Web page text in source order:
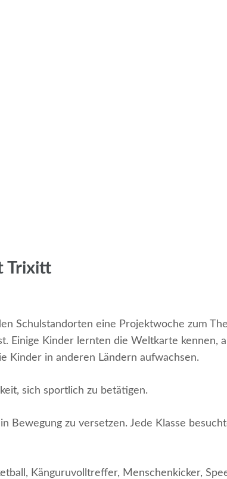
Trixitt
Schulstandorten eine Projektwoche zum
Einige Kinder lernten die Weltkarte kennen,
Kinder in anderen Ländern aufwachsen.
sich sportlich zu betätigen.
Bewegung zu versetzen. Jede Klasse
Känguruvolltreffer, Menschenkicker,